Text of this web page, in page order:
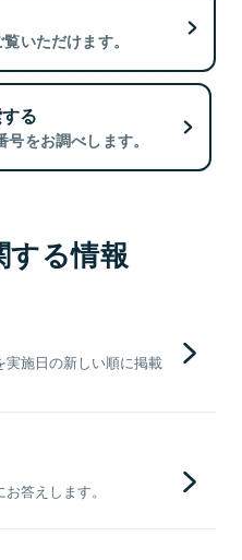
いただけます。
る
をお調べします。
する情報
施日の新しい順に掲載
答えします。